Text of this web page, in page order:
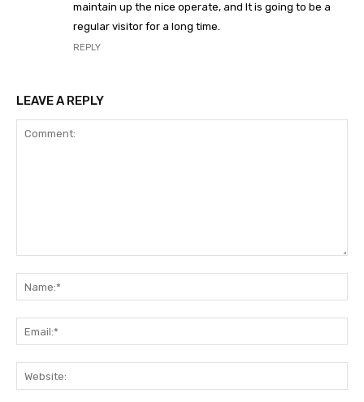
maintain up the nice operate, and It is going to be a
regular visitor for a long time.
REPLY
LEAVE A REPLY